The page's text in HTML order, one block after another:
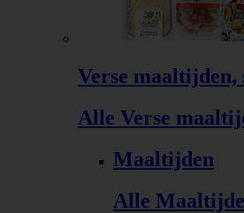
Verse maaltijden,
Alle Verse
Maaltijden
Alle